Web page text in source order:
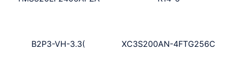
B2P3-VH-3.3( XC3S200AN-4FTG256C